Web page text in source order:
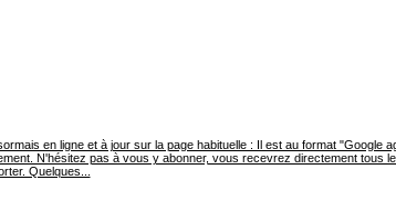
en ligne et à jour sur la page habituelle : Il est au format "Google
N'hésitez pas à vous y abonner, vous recevrez directement tous
Quelques...